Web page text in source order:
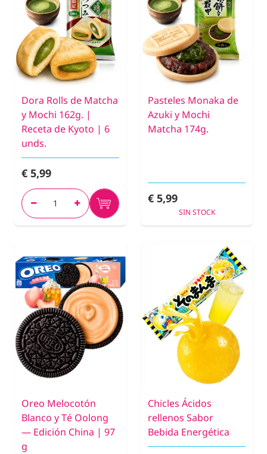
Dora Rolls de Matcha
y Mochi 162g. |
Receta de Kyoto | 6
unds.
€ 5,99
Pasteles Monaka de
Azuki y Mochi
Matcha 174g.
€ 5,99
SIN STOCK
Oreo Melocotón
Blanco y Té Oolong
— Edición China | 97
g
Chicles Ácidos
rellenos Sabor
Bebida Energética